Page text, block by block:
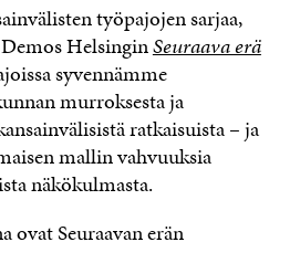
työpajojen sarjaa,
HelsinginSeuraava erä
syvennämme
murroksesta ja
ratkaisuista – ja
mallin vahvuuksia
näkökulmasta.
ovat Seuraavan erän